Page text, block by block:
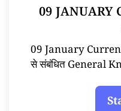
09 JANUARY
09 January Current
से संबंधित General